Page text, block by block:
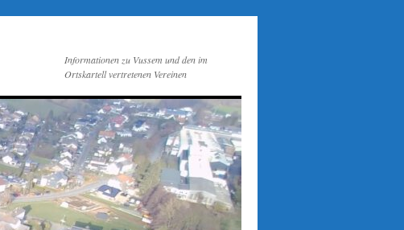
Informationen zu Vussem und den im
Ortskartell vertretenen Vereinen